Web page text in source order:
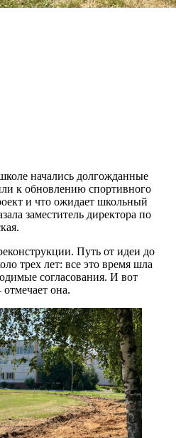
начались долгожданные
к обновлению спортивного
и что ожидает школьный
заместитель директора по
Путь от идеи до
трех лет: все это время шла
согласования. И вот
отмечает она.